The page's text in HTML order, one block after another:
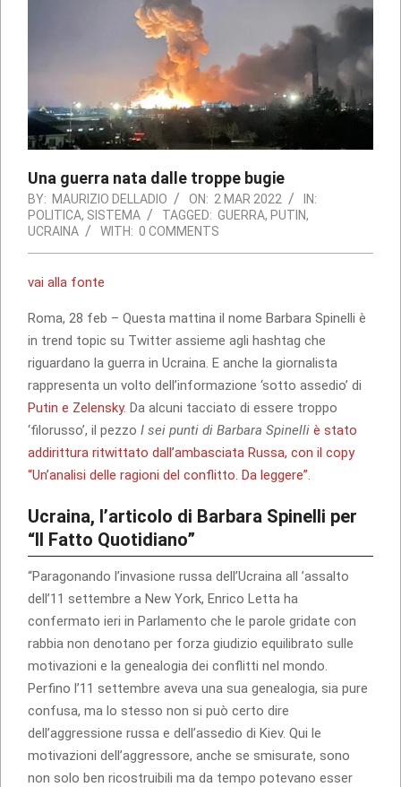
Una guerra nata dalle troppe bugie
BY: MAURIZIO DELLADIO ON: 2 MAR 2022
IN:
POLITICA, SISTEMA TAGGED: GUERRA, PUTIN,
UCRAINA
WITH: 0 COMMENTS
vai alla fonte
Roma, 28 feb – Questa mattina il nome Barbara Spinelli è
in trend topic su Twitter assieme agli hashtag che
riguardano la guerra in Ucraina. E anche la giornalista
rappresenta un volto dell’informazione ‘sotto assedio’ di
Putin e Zelensky. Da alcuni tacciato di essere troppo
‘filorusso’, il pezzo I sei punti di Barbara Spinelli è stato
addirittura ritwittato dall’ambasciata Russa, con il copy
“Un’analisi delle ragioni del conflitto. Da leggere”.
Ucraina, l’articolo di Barbara Spinelli per
“Il Fatto Quotidiano”
“Paragonando l’invasione russa dell’Ucraina all ’assalto
dell’11 settembre a New York, Enrico Letta ha
confermato ieri in Parlamento che le parole gridate con
rabbia non denotano per forza giudizio equilibrato sulle
motivazioni e la genealogia dei conflitti nel mondo.
Perfino l’11 settembre aveva una sua genealogia, sia pure
confusa, ma lo stesso non si può certo dire
dell’aggressione russa e dell’assedio di Kiev. Qui le
motivazioni dell’aggressore, anche se smisurate, sono
non solo ben ricostruibili ma da tempo potevano esser